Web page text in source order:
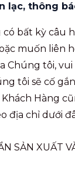
lạc, thông
có bất kỳ câu
muốn liên
Chúng tôi,
tôi sẽ cố
Hàng
địa chỉ dưới
SẢN XUẤT